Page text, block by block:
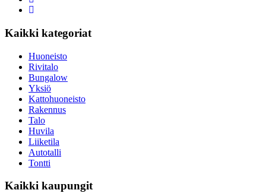
Kaikki kategoriat
Huoneisto
Rivitalo
Bungalow
Yksiö
Kattohuoneisto
Rakennus
Talo
Huvila
Liiketila
Autotalli
Tontti
Kaikki kaupungit